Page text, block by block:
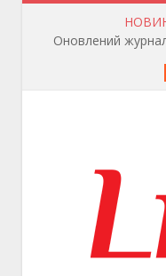
Оновлений